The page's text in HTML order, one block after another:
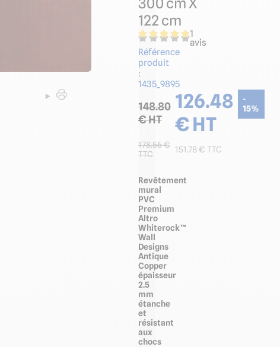
122 cm
1
avis
Référence
produit
:
1435_9895
148.80
€ HT
126.48
€ HT
-
15%
178.56€
TTC
151.78€ TTC
Revêtement
mural
PVC
Premium
Altro
Whiterock™
Wall
Designs
Antique
Copper
épaisseur
2.5
mm
étanche
et
résistant
aux
chocs